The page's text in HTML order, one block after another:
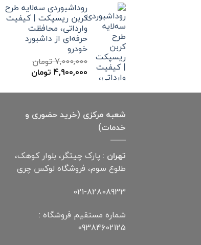
7,000,000 تومان
بود. است.
روداشبوردی سه‌لایه طرح
کربن ریسپکت | کیفیت
وارداتی، محافظت
حرفه‌ای از داشبورد
خودرو
7,000,000تومان
قیمت
7,000,000 تومان
4,900,000 تومان
شعبه مرکزی (خرید حضوری و
خدمات)
تهران : پارک چیتگر، بلوار کوهک،
طلوع سوم، فروشگاه لوکس چری
021-82808933
شماره مستقیم فروشگاه :
09384602125